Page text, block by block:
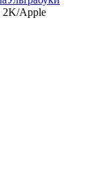
2K/Apple